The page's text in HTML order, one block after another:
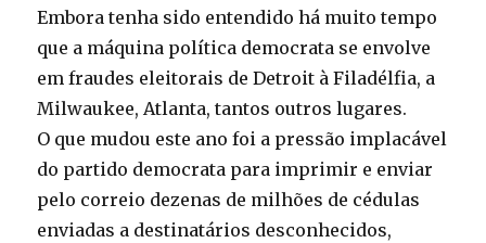
Embora tenha sido entendido há muito tempo
que a máquina política democrata se envolve
em fraudes eleitorais de Detroit à Filadélfia, a
Milwaukee, Atlanta, tantos outros lugares.
O que mudou este ano foi a pressão implacável
do partido democrata para imprimir e enviar
pelo correio dezenas de milhões de cédulas
enviadas a destinatários desconhecidos,